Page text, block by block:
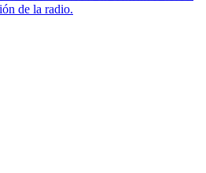
de la radio.